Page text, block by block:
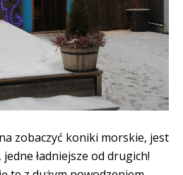
zobaczyć koniki morskie, jest
ładniejsze od drugich!